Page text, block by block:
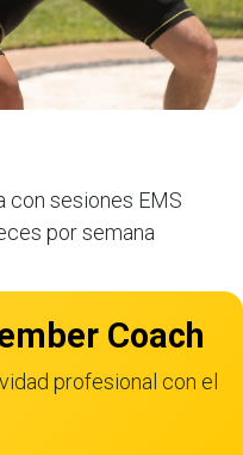
con sesiones EMS
por semana
Coach
profesional con el